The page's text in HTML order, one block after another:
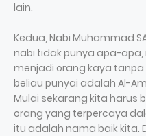
lain.
Kedua, Nabi Muhammad
nabi tidak punya apa-
menjadi orang kaya
beliau punyai adalah Al-
Mulai sekarang kita harus
orang yang terpercaya
itu adalah nama baik kita.